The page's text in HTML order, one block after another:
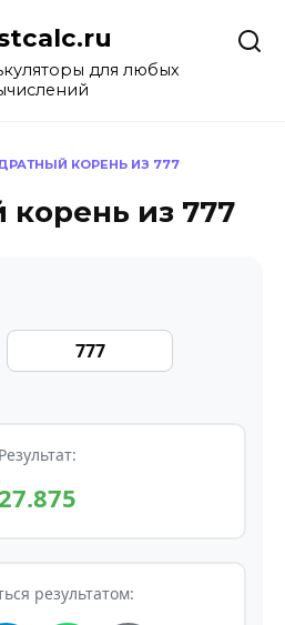
для любых
КОРЕНЬ ИЗ 777
из 777
Результат:
27.875
результатом: